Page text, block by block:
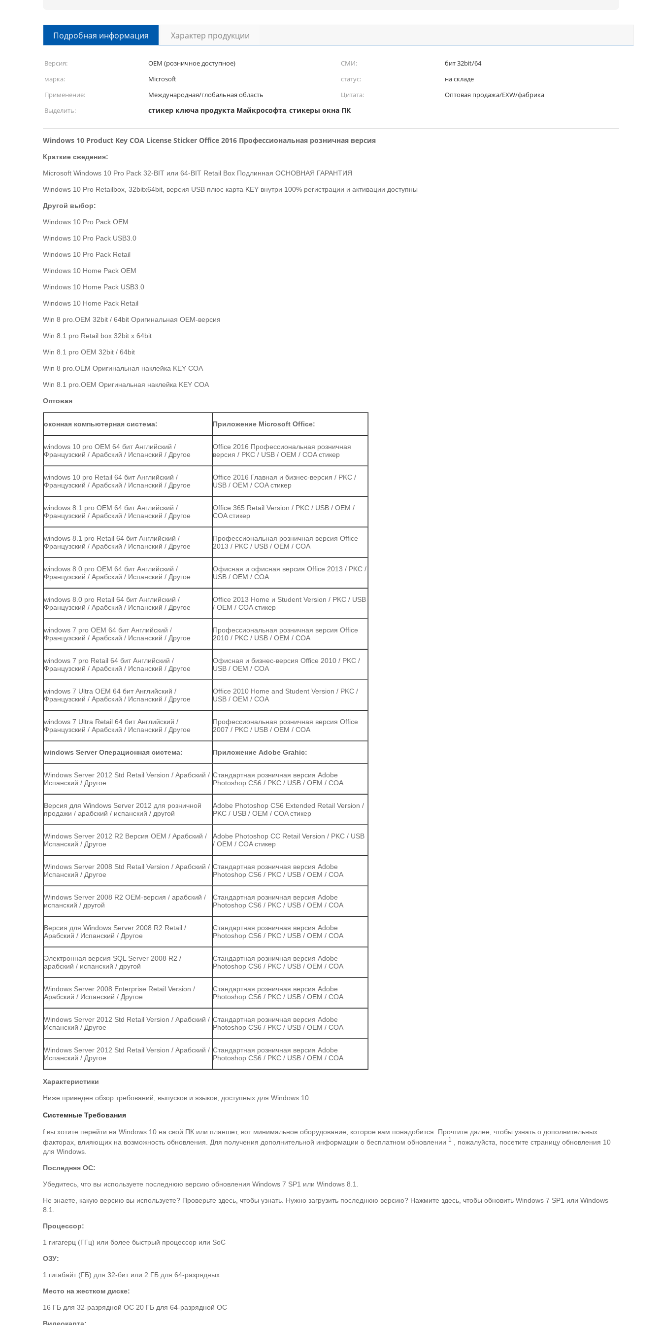
Подробная информация Характер продукции
Версия: OEM (розничное доступное) СМИ:
бит 32bit/64
марка:
Microsoft статус:
на складе
Применение:
Международная/глобальная область Цитата:
Оптовая продажа/EXW/фабрика
Выделить:
стикер ключа продукта Майкрософта,стикеры окна ПК
Windows 10 Product Key COA License Sticker Office 2016 Профессиональная розничная версия
Краткие сведения:
Microsoft Windows 10 Pro Pack 32-BIT или 64-BIT Retail Box Подлинная ОСНОВНАЯ ГАРАНТИЯ
Windows 10 Pro Retailbox, 32bitx64bit, версия USB плюс карта KEY внутри 100% регистрации и активации доступны
Другой выбор:
Windows 10 Pro Pack OEM
Windows 10 Pro Pack USB3.0
Windows 10 Pro Pack Retail
Windows 10 Home Pack OEM
Windows 10 Home Pack USB3.0
Windows 10 Home Pack Retail
Win 8 pro.OEM 32bit / 64bit Оригинальная OEM-версия
Win 8.1 pro Retail box 32bit x 64bit
Win 8.1 pro OEM 32bit / 64bit
Win 8 pro.OEM Оригинальная наклейка KEY COA
Win 8.1 pro.OEM Оригинальная наклейка KEY COA
Оптовая
оконная компьютерная система: Приложение Microsoft Office:
windows 10 pro OEM 64 бит Английский /
Французский / Арабский / Испанский / Другое
Office 2016 Профессиональная розничная
версия / PKC / USB / OEM / COA стикер
windows 10 pro Retail 64 бит Английский /
Французский / Арабский / Испанский / Другое
Office 2016 Главная и бизнес-версия / PKC /
USB / OEM / COA стикер
windows 8.1 pro OEM 64 бит Английский /
Французский / Арабский / Испанский / Другое
Office 365 Retail Version / PKC / USB / OEM /
COA стикер
windows 8.1 pro Retail 64 бит Английский /
Французский / Арабский / Испанский / Другое
Профессиональная розничная версия Office
2013 / PKC / USB / OEM / COA
windows 8.0 pro OEM 64 бит Английский /
Французский / Арабский / Испанский / Другое
Офисная и офисная версия Office 2013 / PKC /
USB / OEM / COA
windows 8.0 pro Retail 64 бит Английский /
Французский / Арабский / Испанский / Другое
Office 2013 Home и Student Version / PKC / USB
/ OEM / COA стикер
windows 7 pro OEM 64 бит Английский /
Французский / Арабский / Испанский / Другое
Профессиональная розничная версия Office
2010 / PKC / USB / OEM / COA
windows 7 pro Retail 64 бит Английский /
Французский / Арабский / Испанский / Другое
Офисная и бизнес-версия Office 2010 / PKC /
USB / OEM / COA
windows 7 Ultra OEM 64 бит Английский /
Французский / Арабский / Испанский / Другое
Office 2010 Home and Student Version / PKC /
USB / OEM / COA
windows 7 Ultra Retail 64 бит Английский /
Французский / Арабский / Испанский / Другое
Профессиональная розничная версия Office
2007 / PKC / USB / OEM / COA
windows Server Операционная система: Приложение Adobe Grahic:
Windows Server 2012 Std Retail Version / Арабский /
Испанский / Другое
Стандартная розничная версия Adobe
Photoshop CS6 / PKC / USB / OEM / COA
Версия для Windows Server 2012 для розничной
продажи / арабский / испанский / другой
Adobe Photoshop CS6 Extended Retail Version /
PKC / USB / OEM / COA стикер
Windows Server 2012 R2 Версия OEM / Арабский /
Испанский / Другое
Adobe Photoshop CC Retail Version / PKC / USB
/ OEM / COA стикер
Windows Server 2008 Std Retail Version / Арабский /
Испанский / Другое
Стандартная розничная версия Adobe
Photoshop CS6 / PKC / USB / OEM / COA
Windows Server 2008 R2 OEM-версия / арабский /
испанский / другой
Стандартная розничная версия Adobe
Photoshop CS6 / PKC / USB / OEM / COA
Версия для Windows Server 2008 R2 Retail /
Арабский / Испанский / Другое
Стандартная розничная версия Adobe
Photoshop CS6 / PKC / USB / OEM / COA
Электронная версия SQL Server 2008 R2 /
арабский / испанский / другой
Стандартная розничная версия Adobe
Photoshop CS6 / PKC / USB / OEM / COA
Windows Server 2008 Enterprise Retail Version /
Арабский / Испанский / Другое
Стандартная розничная версия Adobe
Photoshop CS6 / PKC / USB / OEM / COA
Windows Server 2012 Std Retail Version / Арабский /
Испанский / Другое
Стандартная розничная версия Adobe
Photoshop CS6 / PKC / USB / OEM / COA
Windows Server 2012 Std Retail Version / Арабский /
Испанский / Другое
Стандартная розничная версия Adobe
Photoshop CS6 / PKC / USB / OEM / COA
Характеристики
Ниже приведен обзор требований, выпусков и языков, доступных для Windows 10.
Системные Требования
f вы хотите перейти на Windows 10 на свой ПК или планшет, вот минимальное оборудование, которое вам понадобится.
Прочтите далее, чтобы узнать о дополнительных
факторах, влияющих на возможность обновления.
Для получения дополнительной информации о бесплатном обновлении 1
, пожалуйста, посетите страницу обновления 10
для Windows.
Последняя ОС:
Убедитесь, что вы используете последнюю версию обновления Windows 7 SP1 или Windows 8.1.
Не знаете, какую версию вы используете? Проверьте здесь, чтобы узнать. Нужно загрузить последнюю версию? Нажмите здесь, чтобы обновить Windows 7 SP1 или Windows
8.1.
Процессор:
1 гигагерц (ГГц) или более быстрый процессор или SoC
ОЗУ:
1 гигабайт (ГБ) для 32-бит или 2 ГБ для 64-разрядных
Место на жестком диске:
16 ГБ для 32-разрядной ОС 20 ГБ для 64-разрядной ОС
Видеокарта: